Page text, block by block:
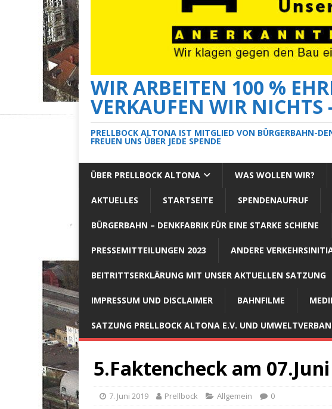
WIR ARBEITEN 100 %
VERKAUFEN WIR
PRELLBOCK ALTONA IST MITGLIED VON BÜRGERBAHN-
FREUEN UNS ÜBER JEDE SPENDE
ÜBER PRELLBOCK ALTONA WAS WOLLEN WIR?
AKTUELLES STARTSEITE SPENDENAUFRUF
BÜRGERBAHN – DENKFABRIK FÜR EINE STARKE SCHIENE
PRESSEMITTEILUNGEN 2023 ANDERE
BEITRITTSERKLÄRUNG MIT UNSER AKTUELLEN SATZUNG
IMPRESSUM UND DISCLAIMER BAHNFILME
SATZUNG PRELLBOCK ALTONA E.V. UND
5.Faktencheck am
7. Juni 2019 Prellbock Allgemein 0